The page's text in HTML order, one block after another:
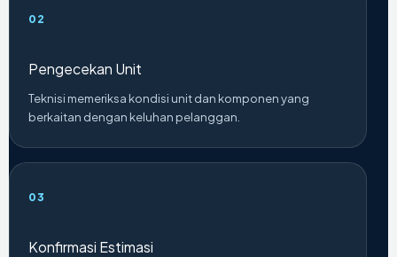
Pengecekan Unit
Teknisi memeriksa kondisi unit dan komponen yang
berkaitan dengan keluhan pelanggan.
Konfirmasi Estimasi